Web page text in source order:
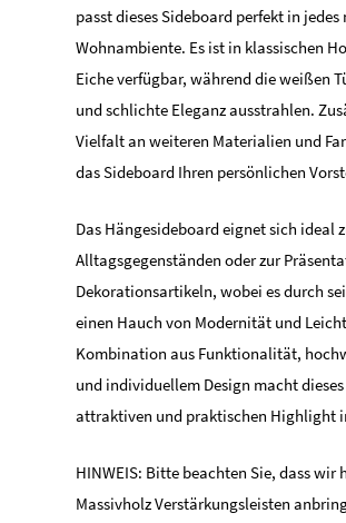
passt dieses Sideboard perfekt in jedes
Wohnambiente. Es ist in klassischen
Eiche verfügbar, während die weißen
und schlichte Eleganz ausstrahlen.
Vielfalt an weiteren Materialien und
das Sideboard Ihren persönlichen
Das Hängesideboard eignet sich ideal
Alltagsgegenständen oder zur
Dekorationsartikeln, wobei es durch
einen Hauch von Modernität und
Kombination aus Funktionalität,
und individuellem Design macht
attraktiven und praktischen Highlight
HINWEIS: Bitte beachten Sie, dass wir
Massivholz Verstärkungsleisten